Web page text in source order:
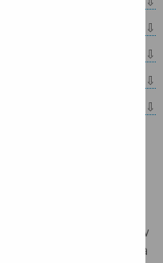
z pierwszych symptomów
nowotworowej. Utrata